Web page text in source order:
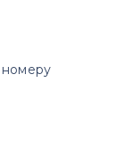
номеру